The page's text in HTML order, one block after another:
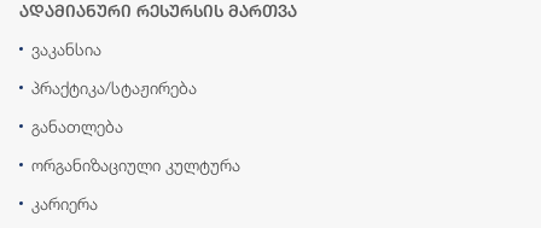
ადამიანური რესურსის მართვა
ვაკანსია
პრაქტიკა/სტაჟირება
განათლება
ორგანიზაციული კულტურა
კარიერა